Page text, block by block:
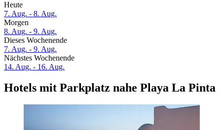
Heute
7. Aug. - 8. Aug.
Morgen
8. Aug. - 9. Aug.
Dieses Wochenende
7. Aug. - 9. Aug.
Nächstes Wochenende
14. Aug. - 16. Aug.
Hotels mit Parkplatz nahe Playa La Pinta